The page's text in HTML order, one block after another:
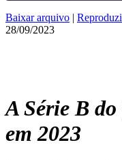
COMPARTILHAR
Baixar arquivo |
28/09/2023
A Série B
em 2023